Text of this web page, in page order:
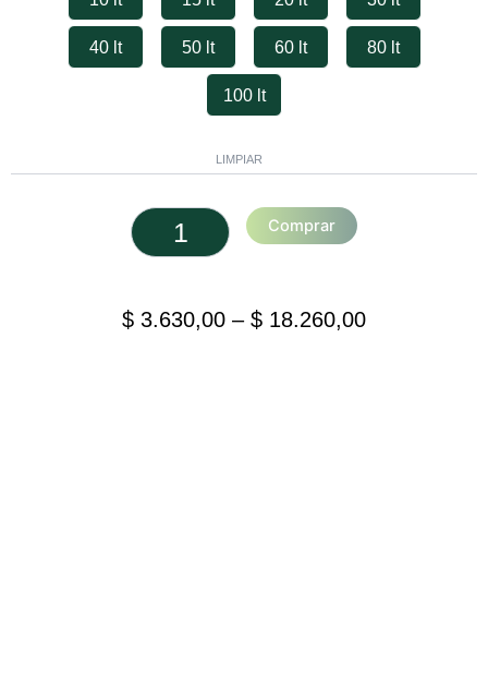
40 lt 50 lt 60 lt 80 lt
100 lt
LIMPIAR
Comprar
$ 3.630,00 – $ 18.260,00range: